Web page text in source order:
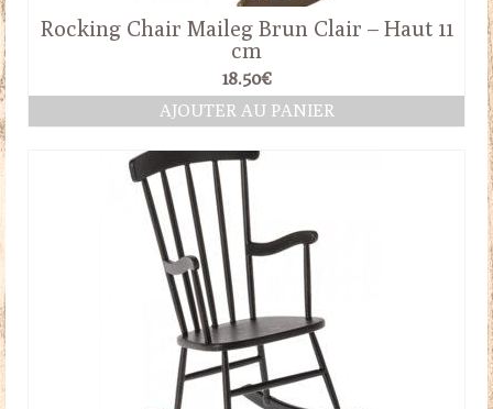
Rocking Chair Maileg Brun Clair – Haut 11
cm
18.50€
AJOUTER AU PANIER